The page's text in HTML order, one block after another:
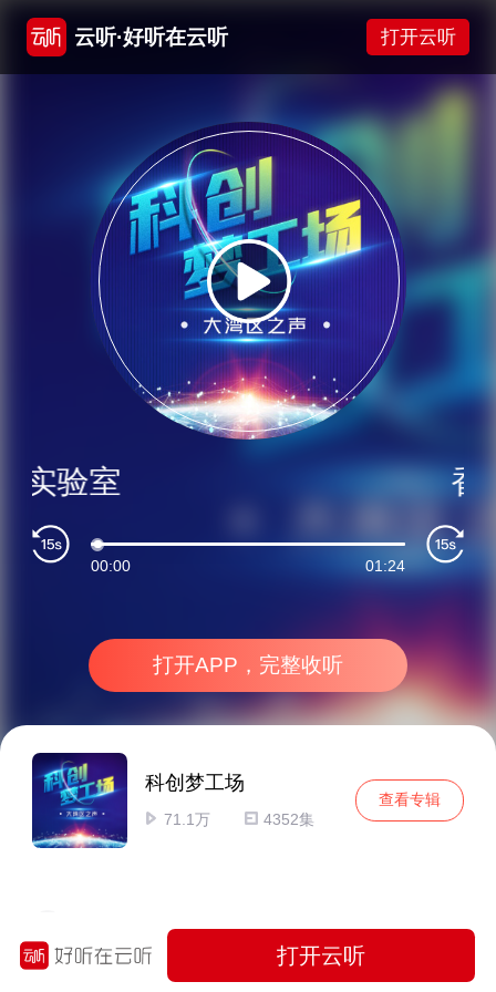
云听·好听在云听 打开云听
验室 香
00:00 01:24
打开APP，完整收听
科创梦工场
71.1万 4352集
查看专辑
【河套：深港协同创新 全球人才逐梦新高地】第2集：不追随，敢颠覆！AI芯片的河套答卷
打开云听